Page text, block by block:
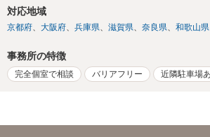
対応地域
京都府 大阪府 兵庫県 滋賀県 奈良県 和歌山県
事務所の特徴
完全個室で相談 バリアフリー 近隣駐車場